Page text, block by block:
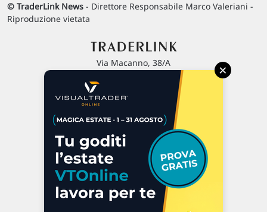
© TraderLink News - Direttore Responsabile Marco Valeriani -
Riproduzione vietata
Via Macanno, 38/A
P.IVA 02 452 460 401
Chi siamo
Commenti e segnalazioni
Contattaci
×